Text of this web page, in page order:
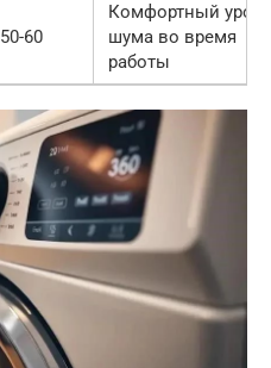
50-60
Комфортный
шума во время
работы